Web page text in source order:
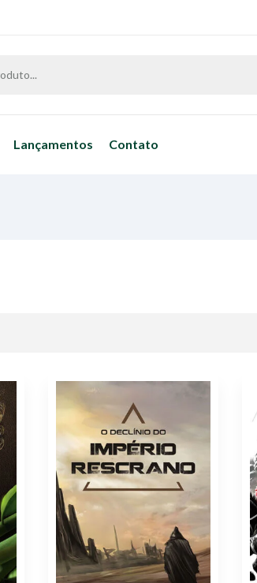
Lançamentos Contato